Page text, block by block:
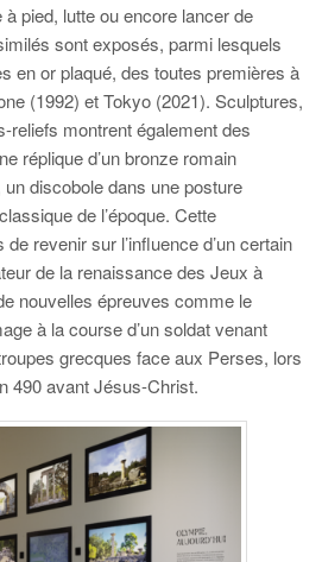
pied, lutte ou encore lancer de
sont exposés, parmi lesquels
en or plaqué, des toutes premières à
(1992) et Tokyo (2021). Sculptures,
reliefs montrent également des
réplique d’un bronze romain
discobole dans une posture
de l’époque. Cette
revenir sur l’influence d’un certain
de la renaissance des Jeux à
nouvelles épreuves comme le
à la course d’un soldat venant
grecques face aux Perses, lors
490 avant Jésus-Christ.